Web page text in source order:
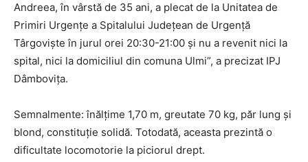
Andreea, în vârstă de 35 ani, a plecat de la Unitatea de
Primiri Urgențe a Spitalului Județean de Urgență
Târgoviște în jurul orei 20:30-21:00 și nu a revenit nici la
spital, nici la domiciliul din comuna Ulmi”, a precizat IPJ
Dâmbovița.
Semnalmente: înălțime 1,70 m, greutate 70 kg, păr lung și
blond, constituție solidă. Totodată, aceasta prezintă o
dificultate locomotorie la piciorul drept.